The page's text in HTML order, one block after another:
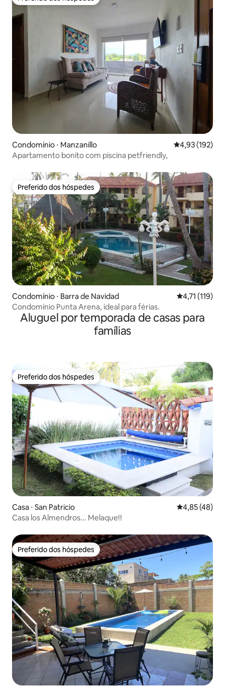
Preferido dos hóspedes
Condomínio ⋅ Manzanillo 4,93 de uma
4,93 (192)
Apartamento bonito com piscina petfriendly,
Preferido dos hóspedes
Preferido dos hóspedes
Condomínio ⋅ Barra de Navidad 4,71 de uma
4,71 (119)
Condomínio Punta Arena, ideal para férias.
Aluguel por temporada de casas para
famílias
Preferido dos hóspedes
Preferido dos hóspedes
Casa ⋅ San Patricio 4,85 de uma
4,85 (48)
Casa los Almendros... Melaque!!
Preferido dos hóspedes
Preferido dos hóspedes